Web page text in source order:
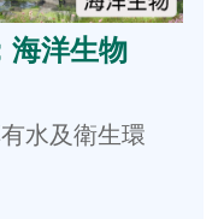
海洋生物
水及衛生環